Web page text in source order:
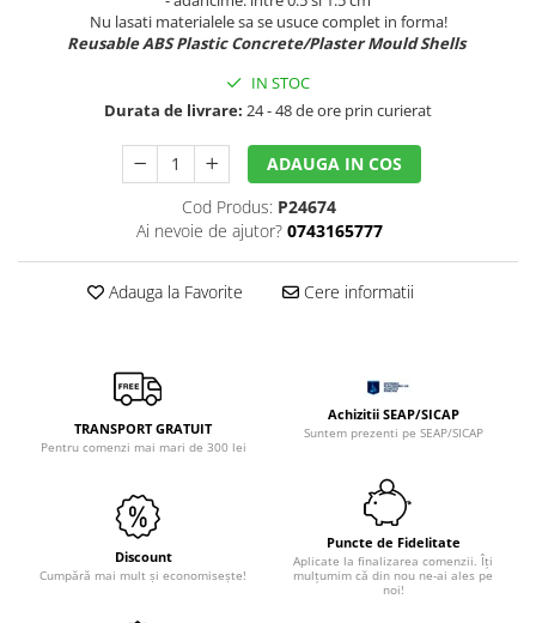
Foite/fulgi schlagmetal
Gel sclipitor
Ustensile, unelte
Pensule, accesorii pt pictura/ desen
Cerneluri, penite
Creioane, markere, pixuri
Suporturi pentru pictura
Sculptura/Gravura
Margele si accesorii
Margele de nisip
Perle/margele acrilice/lemn
Sablon metalic
Hartie de orez
Hartie decupaj
Servetele
Cadrane lemn/sticla
Mecanisme/Cifre
Hartie craft
Nu lasati materialele sa se usuce complet in forma!
Reusable ABS Plastic Concrete/Plaster Mould Shells
IN STOC
Durata de livrare: 24 - 48 de ore prin curierat
ADAUGA IN COS
Cod Produs: P24674
Ai nevoie de ajutor? 0743165777
Adauga la Favorite Cere informatii
TRANSPORT GRATUIT
Pentru comenzi mai mari de 300 lei
Achizitii SEAP/SICAP
Suntem prezenti pe SEAP/SICAP
Discount
Cumpără mai mult și economisește!
Puncte de Fidelitate
Aplicate la finalizarea comenzii. Îți
mulțumim că din nou ne-ai ales pe
noi!